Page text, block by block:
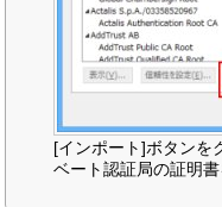
[インポート]ボタンを
ベート認証局の証明